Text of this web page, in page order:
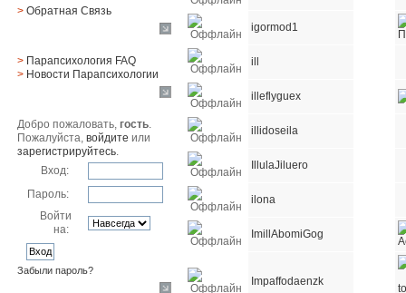
> Обратная Cвязь
> Парапсихология FAQ
> Новости Парапсихологии
Добро пожаловать,гость.
Пожалуйста,войдите или
зарегистрируйтесь.
Вход:
Пароль:
Войти
на:
Забыли пароль?
igormod1
ill
illeflyguex
illidoseila
IllulaJiluero
ilona
ImillAbomiGog
Impaffodaenzk